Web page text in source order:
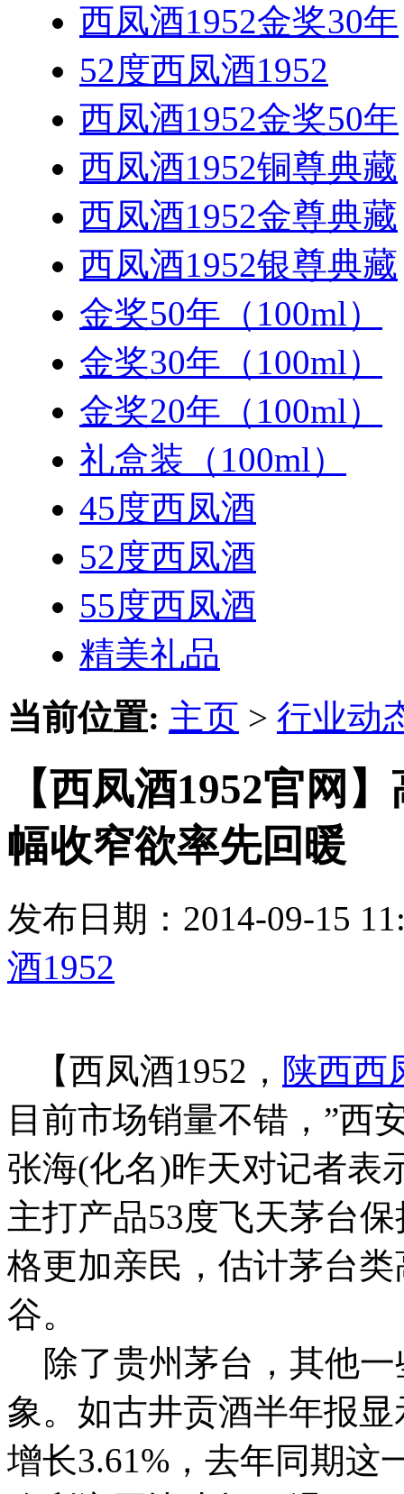
西凤酒1952金奖30年
52度西凤酒1952
西凤酒1952金奖50年
西凤酒1952铜尊典藏
西凤酒1952金尊典藏
西凤酒1952银尊典藏
金奖50年（100ml）
金奖30年（100ml）
金奖20年（100ml）
礼盒装（100ml）
45度西凤酒
52度西凤酒
55度西凤酒
精美礼品
当前位置: 主页 > 行业动
【西凤酒1952官网
幅收窄欲率先回暖
发布日期：2014-09-15
酒1952
【西凤酒1952， 陕西西
目前市场销量不错，”西
张海(化名)昨天对记者表
主打产品53度飞天茅台
格更加亲民，估计茅台
谷。
除了贵州茅台，其他一
象。如古井贡酒半年报
增长3.61%，去年同期这